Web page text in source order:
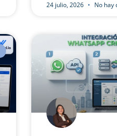
24 julio, 2026 No hay